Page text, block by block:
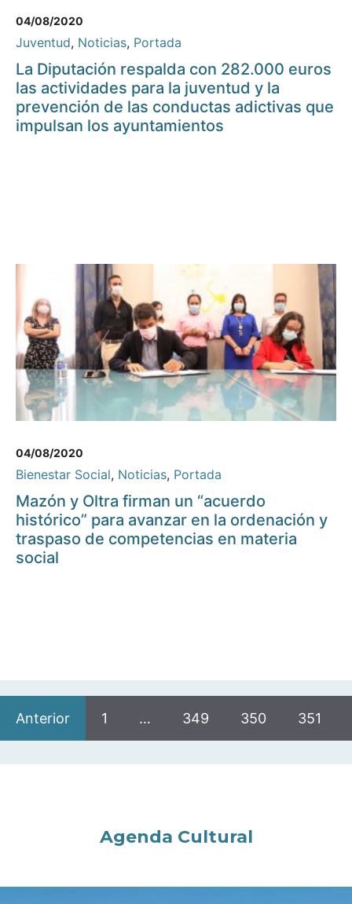
04/08/2020
Juventud, Noticias, Portada
La Diputación respalda con 282.000 euros
las actividades para la juventud y la
prevención de las conductas adictivas que
impulsan los ayuntamientos
04/08/2020
Bienestar Social, Noticias, Portada
Mazón y Oltra firman un “acuerdo
histórico” para avanzar en la ordenación y
traspaso de competencias en materia
social
Anterior 1 … 349 350 351
Agenda Cultural